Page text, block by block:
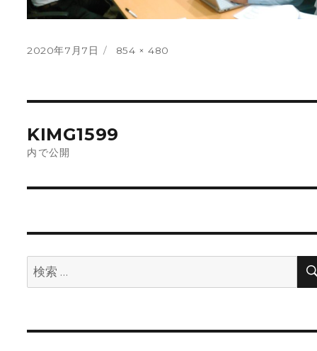
投
2020年7月7日
フ
854 × 480
ナ
ビ
ゲ
ョ
KIMG1599
内で公開
検
索: